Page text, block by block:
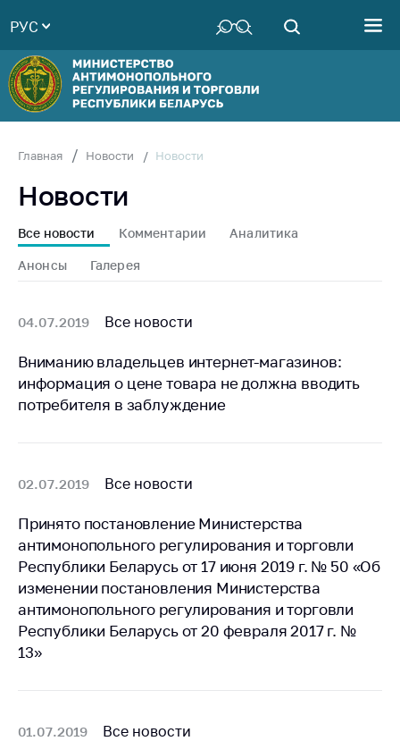
Руководство
Структура
Министерства
Территориальные
Законодательство
Антикоррупционная
деятельность
совет
Соискателям
Награждения
Белорусская
Общественная
Идеологическая
работа
Официальные
геральдические
символы
Ценовая политика
РУС
Главная Новости Новости
Новости
Все новости Комментарии Аналитика
Анонсы Галерея
04.07.2019 Все новости
Вниманию владельцев интернет-магазинов:
информация о цене товара не должна вводить
потребителя в заблуждение
02.07.2019 Все новости
Принято постановление Министерства
антимонопольного регулирования и торговли
Республики Беларусь от 17 июня 2019 г. № 50 «Об
изменении постановления Министерства
антимонопольного регулирования и торговли
Республики Беларусь от 20 февраля 2017 г. №
13»
01.07.2019 Все новости